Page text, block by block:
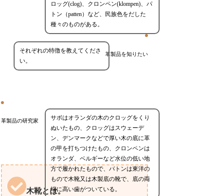
ロッグ(clog)、クロンペン(klompen)、パ
トン（patten）など、民族色をだした
種々のものがある。
革製品を知りたい
それぞれの特徴を教えてくださ
い。
革製品の研究家
サボはオランダの木のクロッグをくり
ぬいたもの、クロッグはスウェーデ
ン、デンマークなどで厚い木の底に革
の甲を打ちつけたもの、クロンペンは
オランダ、ベルギーなど水位の低い地
方で履かれたもので、パトンは東洋の
もので木靴又は木製底の靴で、底の両
端に高い歯がついている。
木靴とは。